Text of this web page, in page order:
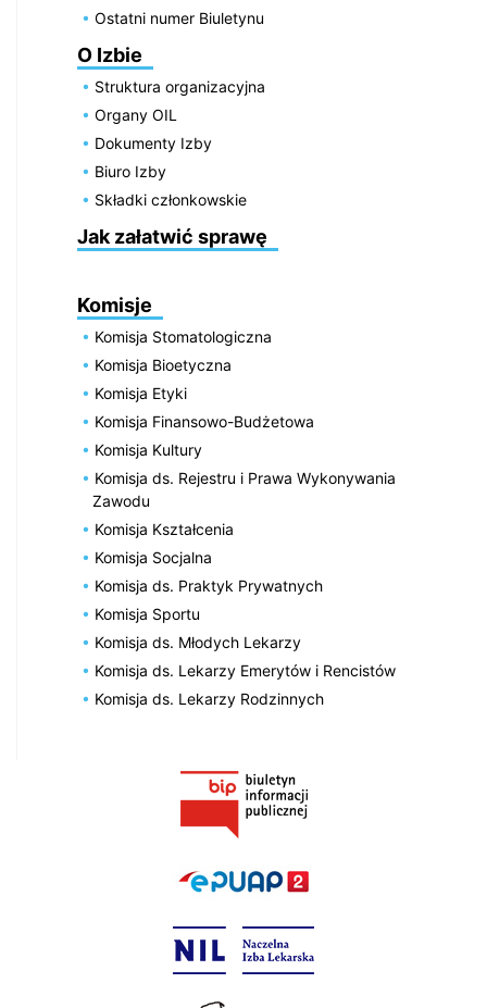
Ostatni numer Biuletynu
O Izbie
Struktura organizacyjna
Organy OIL
Dokumenty Izby
Biuro Izby
Składki członkowskie
Jak załatwić sprawę
Komisje
Komisja Stomatologiczna
Komisja Bioetyczna
Komisja Etyki
Komisja Finansowo-Budżetowa
Komisja Kultury
Komisja ds. Rejestru i Prawa Wykonywania
Zawodu
Komisja Kształcenia
Komisja Socjalna
Komisja ds. Praktyk Prywatnych
Komisja Sportu
Komisja ds. Młodych Lekarzy
Komisja ds. Lekarzy Emerytów i Rencistów
Komisja ds. Lekarzy Rodzinnych